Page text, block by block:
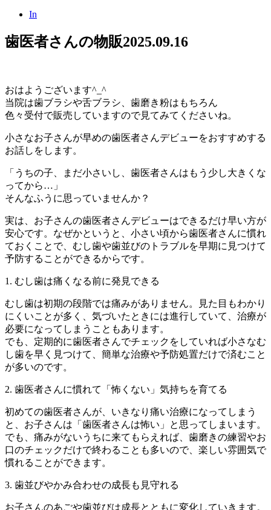
In
歯医者さんの物販2025.09.16
おはようございます^_^
当院は歯ブラシや舌ブラシ、歯磨き粉はもちろん
色々受付で販売していますので見てみてくださいね。
小さなお子さんが早めの歯医者さんデビューをおすすめする
お話しをします。
「うちの子、まだ小さいし、歯医者さんはもう少し大きくな
ってから…」
そんなふうに思っていませんか？
実は、お子さんの歯医者さんデビューはできるだけ早い方が
安心です。なぜかというと、小さい頃から歯医者さんに慣れ
ておくことで、むし歯や歯並びのトラブルを早期に見つけて
予防することができるからです。
1. むし歯は痛くなる前に発見できる
むし歯は初期の段階では痛みがありません。見た目もわかり
にくいことが多く、気づいたときには進行していて、治療が
必要になってしまうこともあります。
でも、定期的に歯医者さんでチェックをしていれば小さなむ
し歯を早く見つけて、簡単な治療や予防処置だけで済むこと
が多いのです。
2. 歯医者さんに慣れて「怖くない」気持ちを育てる
初めての歯医者さんが、いきなり痛い治療になってしまう
と、お子さんは「歯医者さんは怖い」と思ってしまいます。
でも、痛みがないうちに来てもらえれば、歯磨きの練習やお
口のチェックだけで終わることも多いので、楽しい雰囲気で
慣れることができます。
3. 歯並びやかみ合わせの成長も見守れる
お子さんのあごや歯並びは成長とともに変化していきます。